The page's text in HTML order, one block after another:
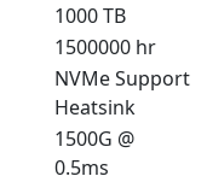
1000 TB
1500000 hr
NVMe Support
Heatsink
1500G @
0.5ms